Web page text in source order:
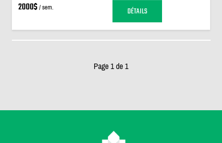
2000$ / sem. DÉTAILS
Page 1 de 1